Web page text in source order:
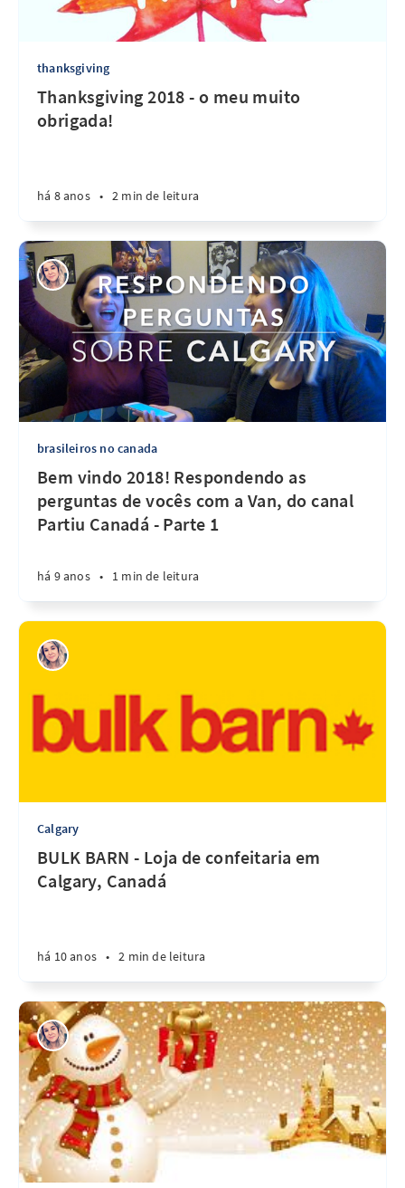
thanksgiving
Thanksgiving 2018 - o meu muito
obrigada!
há 8 anos • 2 min de leitura
brasileiros no canada
Bem vindo 2018! Respondendo as
perguntas de vocês com a Van, do canal
Partiu Canadá - Parte 1
há 9 anos • 1 min de leitura
Calgary
BULK BARN - Loja de confeitaria em
Calgary, Canadá
há 10 anos • 2 min de leitura